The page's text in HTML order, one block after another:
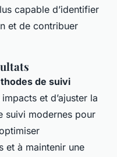
capable d’identifier
et de contribuer
de suivi
et d’ajuster la
suivi modernes pour
et à maintenir une